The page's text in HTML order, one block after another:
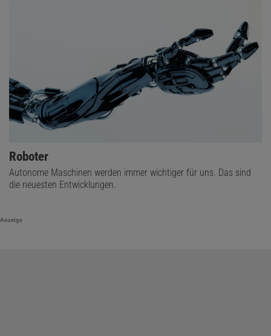
Roboter
Autonome Maschinen werden immer wichtiger für uns. Das sind
die neuesten Entwicklungen.
Anzeige